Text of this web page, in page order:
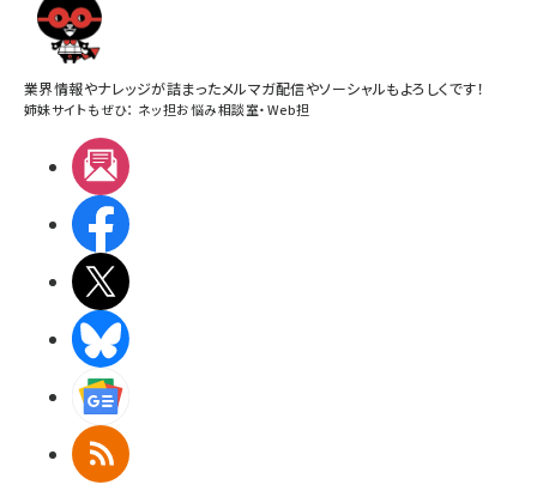
業界情報やナレッジが詰まったメルマガ配信やソーシャルもよろしくです！
姉妹サイトもぜひ： ネッ担お悩み相談室・Web担
RSS